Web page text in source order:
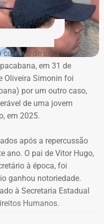
publicações.
responsáveis a publicar
menos 30 dias, além de
afirma ter suportado
O município
moral coletivo, também
provisório de R$ 1
não busca
coletivo de uma
em 31 de
Oliveira Simonin foi
por um outro caso,
de uma jovem
em 2025.
após a repercussão
ano. O pai de Vitor Hugo,
à época, foi
ganhou notoriedade.
à Secretaria Estadual
Humanos.